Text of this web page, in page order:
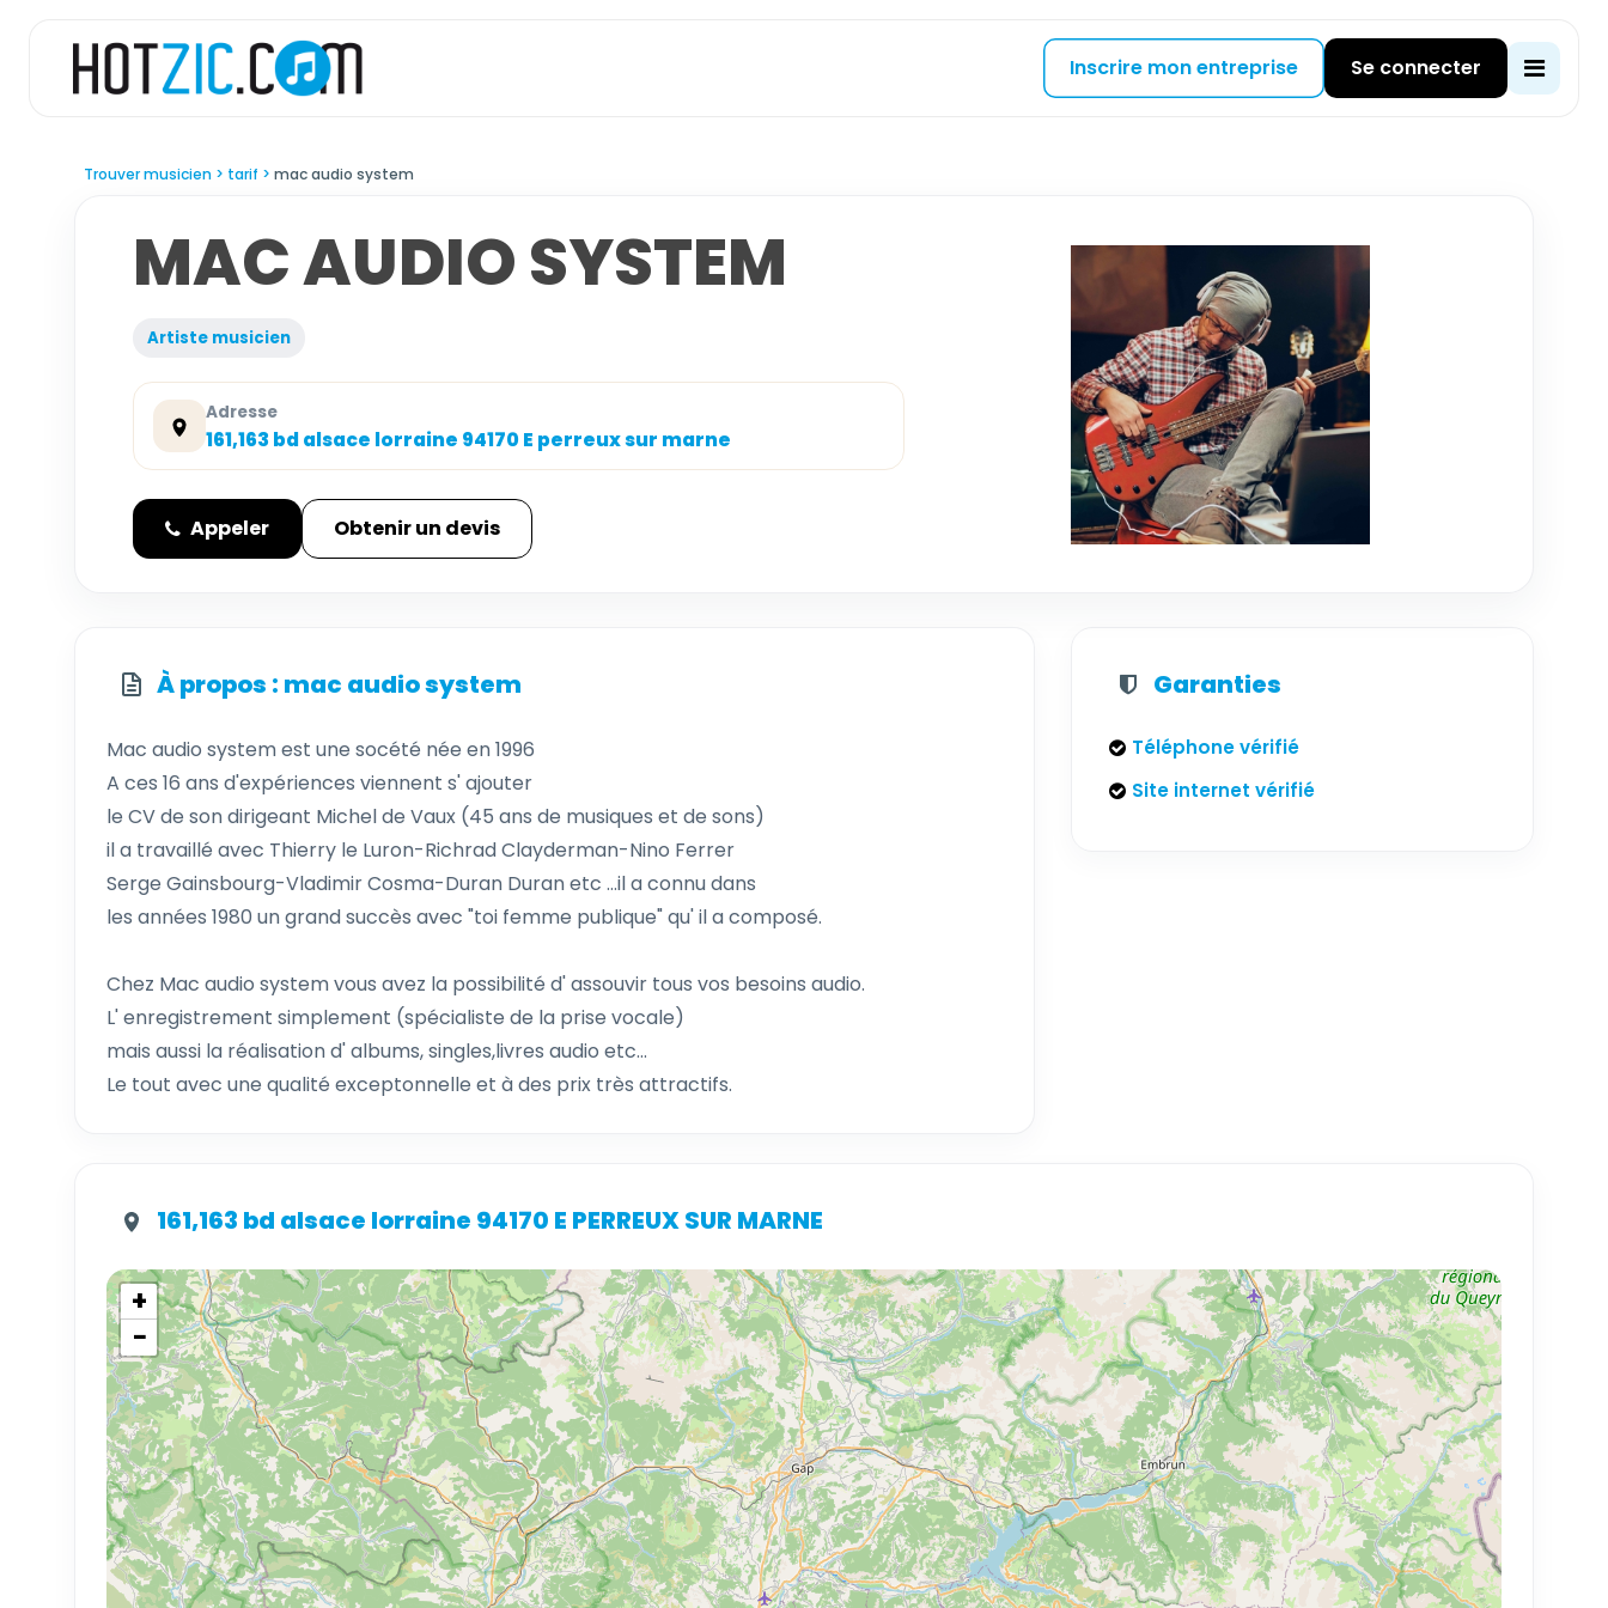
Inscrire mon entreprise Se connecter
Trouver musicien tarif mac audio system
MAC AUDIO SYSTEM
Artiste musicien
Adresse
161,163 bd alsace lorraine 94170 E perreux sur marne
Appeler Obtenir un devis
À propos : mac audio system
Mac audio system est une socété née en 1996
A ces 16 ans d'expériences viennent s' ajouter
le CV de son dirigeant Michel de Vaux (45 ans de musiques et de sons)
il a travaillé avec Thierry le Luron-Richrad Clayderman-Nino Ferrer
Serge Gainsbourg-Vladimir Cosma-Duran Duran etc ...il a connu dans
les années 1980 un grand succès avec "toi femme publique" qu' il a composé.
Chez Mac audio system vous avez la possibilité d' assouvir tous vos besoins audio.
L' enregistrement simplement (spécialiste de la prise vocale)
mais aussi la réalisation d' albums, singles,livres audio etc...
Le tout avec une qualité exceptonnelle et à des prix très attractifs.
Garanties
Téléphone vérifié
Site internet vérifié
161,163 bd alsace lorraine 94170 E PERREUX SUR MARNE
+
−